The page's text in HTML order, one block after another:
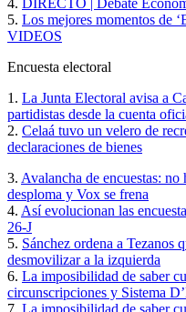
5. Los mejores momentos de
VIDEOS
Encuesta electoral
1. La Junta Electoral avisa a
partidistas desde la cuenta
2. Celaá tuvo un velero de
declaraciones de bienes
3. Avalancha de encuestas: no
desploma y Vox se frena
4. Así evolucionan las
26-J
5. Sánchez ordena a Tezanos
desmovilizar a la izquierda
6. La imposibilidad de saber
circunscripciones y Sistema
7. La imposibilidad de saber